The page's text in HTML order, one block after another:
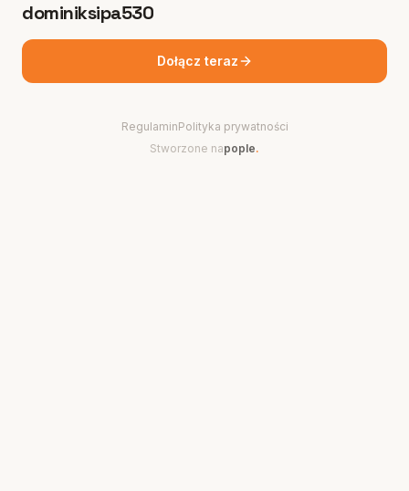
dominiksipa530
Dołącz teraz
RegulaminPolityka prywatności
Stworzone napople.